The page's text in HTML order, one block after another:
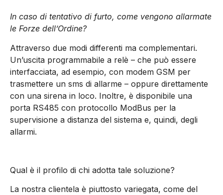
In caso di tentativo di furto, come vengono allarmate
le Forze dell’Ordine?
Attraverso due modi differenti ma complementari.
Un’uscita programmabile a relè – che può essere
interfacciata, ad esempio, con modem GSM per
trasmettere un sms di allarme – oppure direttamente
con una sirena in loco. Inoltre, è disponibile una
porta RS485 con protocollo ModBus per la
supervisione a distanza del sistema e, quindi, degli
allarmi.
Qual è il profilo di chi adotta tale soluzione?
La nostra clientela è piuttosto variegata, come del